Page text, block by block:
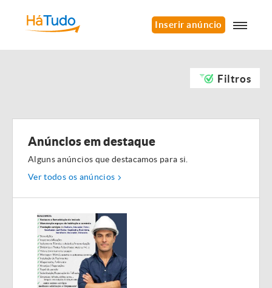
Inserir anúncio
Filtros
Anúncios em destaque
Alguns anúncios que destacamos para si.
Ver todos os anúncios